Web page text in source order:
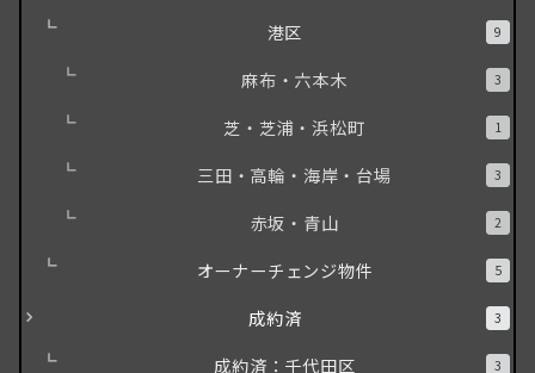
港区 9
麻布・六本木 3
芝・芝浦・浜松町 1
三田・高輪・海岸・台場 3
赤坂・青山 2
オーナーチェンジ物件 5
成約済 3
成約済：千代田区 3